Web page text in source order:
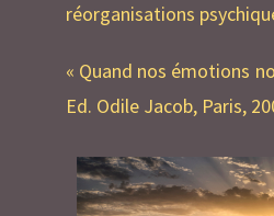
réorganisations
« Quand nos émotions
Ed. Odile Jacob, Paris,